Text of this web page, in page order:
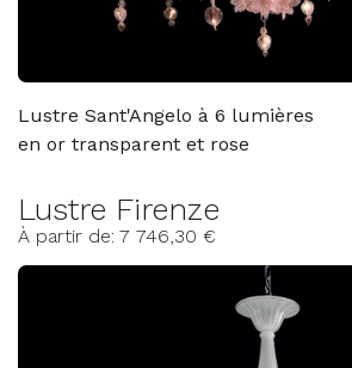
Lustre Sant'Angelo à 6 lumières
en or transparent et rose
Lustre Firenze
À partir de: 7 746,30 €